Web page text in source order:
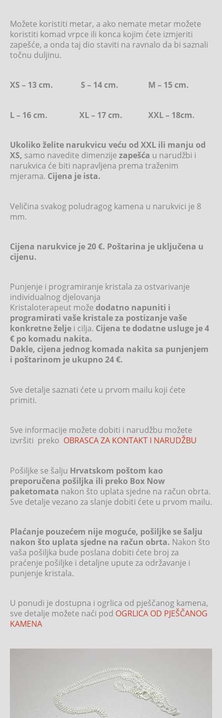
Možete koristiti metar, a ako nemate metar možete
koristiti komad vrpce ili konca kojim ćete izmjeriti
zapešće, a onda taj dio staviti na ravnalo da bi saznali
točnu duljinu.
XS – 13 cm. S – 14 cm. M – 15 cm.
L – 16 cm. XL – 17 cm. XXL – 18cm.
Ukoliko želite narukvicu veću od XXL ili manju od
XS, samo navedite dimenzije zapešća u narudžbi i
narukvica će biti napravljena prema traženim
mjerama. Cijena je ista.
Veličina svakog poludragog kamena u narukvici je 8
mm.
Cijena narukvice je 20 €. Poštarina je uključena u
cijenu.
Punjenje i programiranje kristala za ostvarivanje
individualnog djelovanja
Kristaloterapeut može dodatno napuniti i
programirati vaše kristale za postizanje vaše
konkretne želje i cilja. Cijena te dodatne usluge je 4
€ po komadu nakita.
Dakle, cijena jednog komada nakita sa punjenjem
i poštarinom je ukupno 24 €.
Sve detalje saznati ćete u prvom mailu koji ćete
primiti.
Sve informacije možete dobiti i narudžbu možete
izvršiti preko OBRASCA ZA KONTAKT I NARUDŽBU
Pošiljke se šalju Hrvatskom poštom kao
preporučena pošiljka ili preko Box Now
paketomata nakon što uplata sjedne na račun obrta.
Sve detalje vezano za slanje dobiti ćete u prvom mailu.
Plaćanje pouzećem nije moguće, pošiljke se šalju
nakon što uplata sjedne na račun obrta. Nakon što
vaša pošiljka bude poslana dobiti ćete broj za
praćenje pošiljke i detaljne upute za održavanje i
punjenje kristala.
U ponudi je dostupna i ogrlica od pješčanog kamena,
sve detalje možete naći pod OGRLICA OD PJEŠČANOG
KAMENA